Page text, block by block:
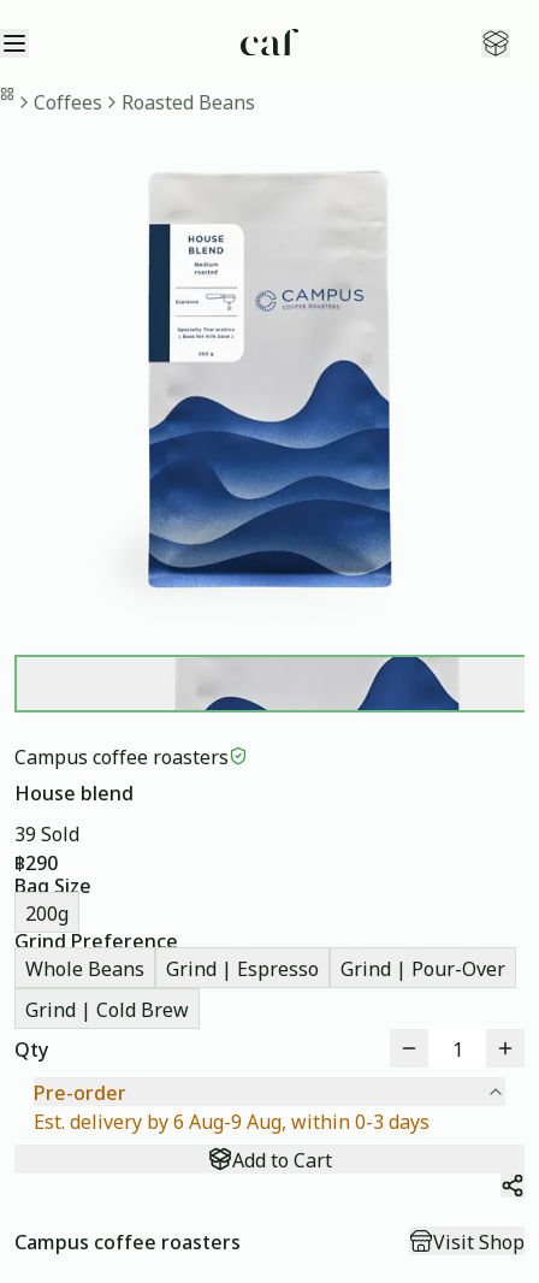
Open sidebar
HomeCoffees Roasted Beans
Campus coffee roasters
House blend
39 Sold
฿290
Bag Size
200g
Grind Preference
Whole Beans
Grind | Espresso
Grind | Pour-Over
Grind | Cold Brew
Qty
Pre-order
Est. delivery by 6 Aug-9 Aug, within 0-3 days
Add to Cart
Campus coffee roasters
Visit Shop